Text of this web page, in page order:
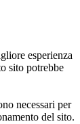
esperienza
sito potrebbe
necessari per
del sito.